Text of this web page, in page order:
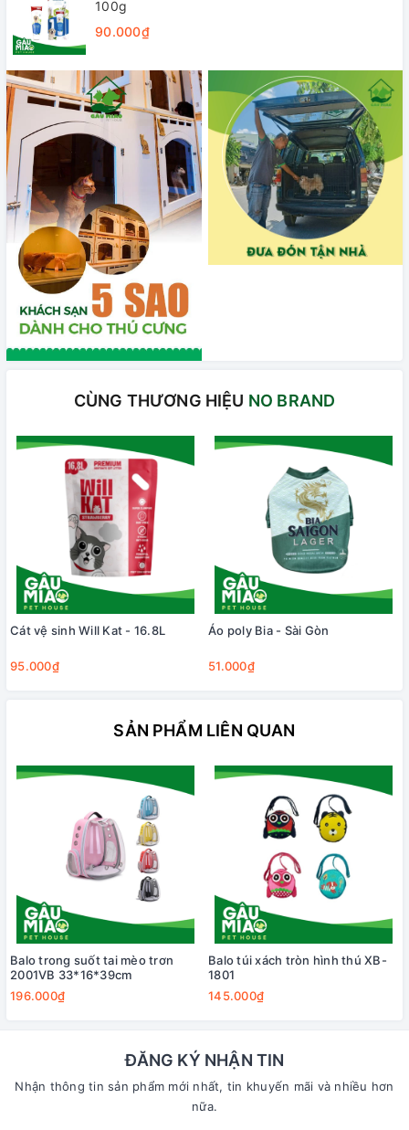
100g
90.000₫
CÙNG THƯƠNG HIỆU NO BRAND
Cát vệ sinh Will Kat - 16.8L
95.000₫
Áo poly Bia - Sài Gòn
51.000₫
SẢN PHẨM LIÊN QUAN
Balo trong suốt tai mèo trơn
2001VB 33*16*39cm
196.000₫
Balo túi xách tròn hình thú XB-
1801
145.000₫
ĐĂNG KÝ NHẬN TIN
Nhận thông tin sản phẩm mới nhất, tin khuyến mãi và nhiều hơn
nữa.